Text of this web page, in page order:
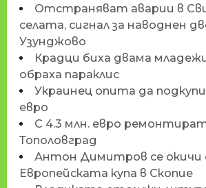
Отстраняват аварии в
селата, сигнал за наводнен
Узунджово
Крадци биха двама
обраха параклис
Украинец опита да
евро
С 4.3 млн. евро
Тополовград
Антон Димитров се окичи
Европейската купа в Скопие